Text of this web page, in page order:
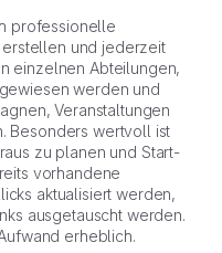
professionelle
und jederzeit
einzelnen Abteilungen,
werden und
Veranstaltungen
Besonders wertvoll ist
zu planen und Start-
vorhandene
aktualisiert werden,
ausgetauscht werden.
erheblich.